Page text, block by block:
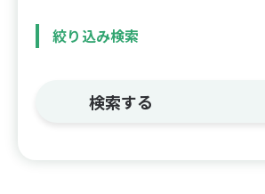
絞り込み検索
検索する